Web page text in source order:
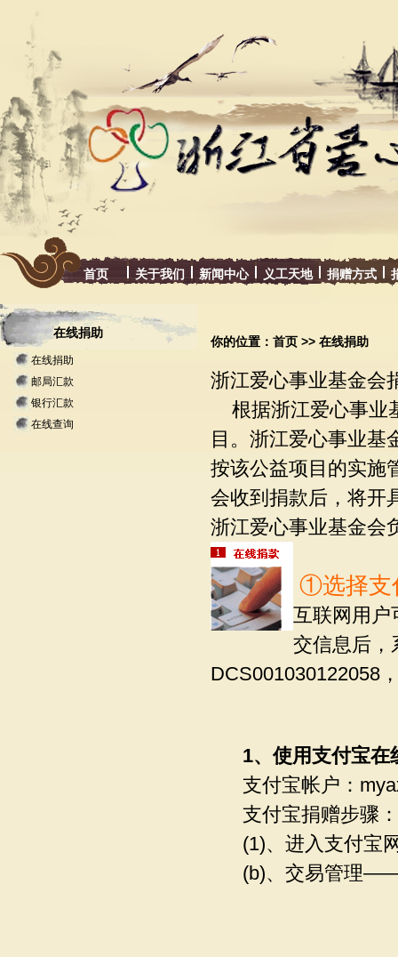
首页 关于我们 新闻中心 义工天地 捐赠方式
在线捐助
在线捐助
邮局汇款
银行汇款
在线查询
你的位置： 首页 >> 在线捐助
浙江爱心事业基金会
根据浙江爱心事业
目。浙江爱心事业基
按该公益项目的实施
会收到捐款后，将开
浙江爱心事业基金会
①选择
互联网用户
交信息后，
DCS001030122058
1、使用支付宝在
支付宝帐户：
支付宝捐赠步骤：
(1)、进入支付宝
(b)、交易管理——